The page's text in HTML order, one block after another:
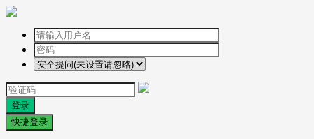
登录
快捷登录